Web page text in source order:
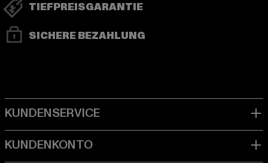
TIEFPREISGARANTIE
SICHERE BEZAHLUNG